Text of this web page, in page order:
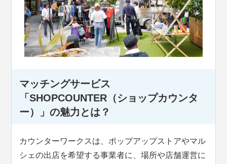
マッチングサービス
「SHOPCOUNTER（ショップカウンタ
ー）」の魅力とは？
カウンターワークスは、ポップアップストアやマル
シェの出店を希望する事業者に、場所や店舗運営に